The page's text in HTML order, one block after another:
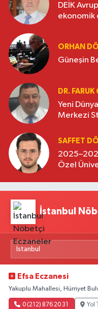
DEİK
ekonomik
ORHAN
Güneşin
DR. FARUK
Yeni
Merkezi
SAFFET
Özel
İstanbul
Efsa Eczanesi
Yakuplu Mahallesi, Hürriyet
0 (212) 876 20 31 Yol